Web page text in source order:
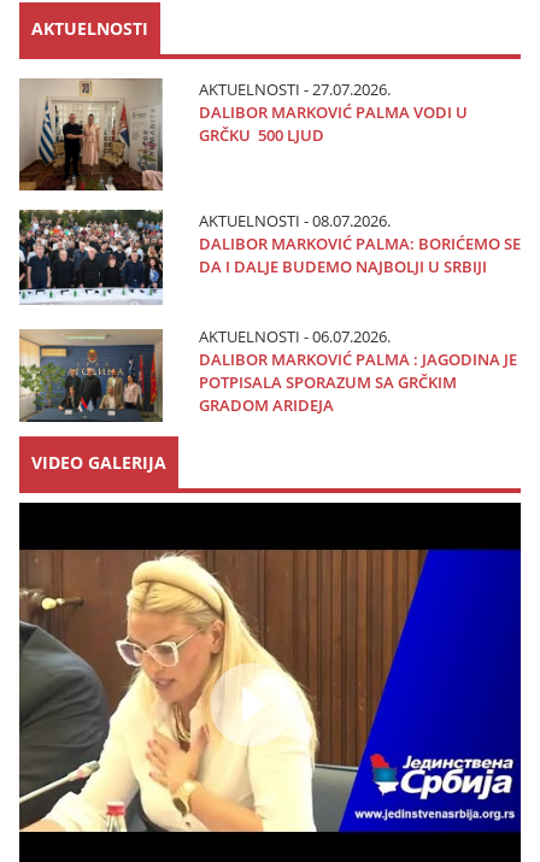
AKTUELNOSTI
AKTUELNOSTI - 27.07.2026.
DALIBOR MARKOVIĆ PALMA VODI U
GRČKU 500 LJUD
AKTUELNOSTI - 08.07.2026.
DALIBOR MARKOVIĆ PALMA: BORIĆEMO SE
DA I DALJE BUDEMO NAJBOLJI U SRBIJI
AKTUELNOSTI - 06.07.2026.
DALIBOR MARKOVIĆ PALMA : JAGODINA JE
POTPISALA SPORAZUM SA GRČKIM
GRADOM ARIDEJA
VIDEO GALERIJA